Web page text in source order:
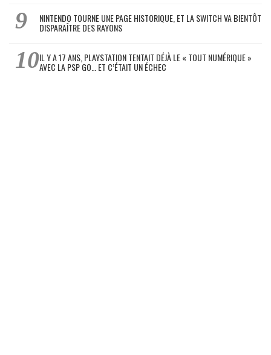
NINTENDO TOURNE UNE PAGE HISTORIQUE, ET LA SWITCH VA BIENTÔT
DISPARAÎTRE DES RAYONS
IL Y A 17 ANS, PLAYSTATION TENTAIT DÉJÀ LE « TOUT NUMÉRIQUE »
AVEC LA PSP GO… ET C’ÉTAIT UN ÉCHEC